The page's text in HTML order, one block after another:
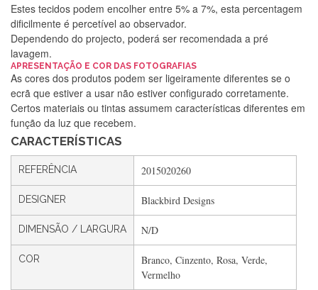
Estes tecidos podem encolher entre 5% a 7%, esta percentagem
dificilmente é percetível ao observador.
Dependendo do projecto, poderá ser recomendada a pré
lavagem.
APRESENTAÇÃO E COR DAS FOTOGRAFIAS
As cores dos produtos podem ser ligeiramente diferentes se o
ecrã que estiver a usar não estiver configurado corretamente.
Certos materiais ou tintas assumem características diferentes em
função da luz que recebem.
CARACTERÍSTICAS
REFERÊNCIA 2015020260
DESIGNER Blackbird Designs
DIMENSÃO / LARGURA N/D
COR
Branco, Cinzento, Rosa, Verde,
Vermelho
Silvia Lopes
Encomenda direitinha. Rapidez e segurança. Volto a
encomendar.
Silvia André
Gostei ,Serviço bastante rápido. recomendo
Filipa Freire
Rápido, atendimento 5*. Hoje chegará a segunda encomenda
feita de muitas certamente❤️